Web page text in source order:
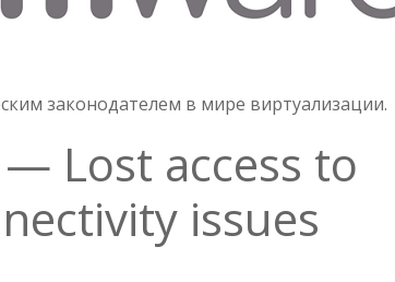
законодателем в мире виртуализации.
Lost access to
issues